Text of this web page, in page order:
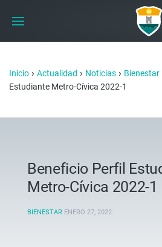
Inicio › Actualidad › Noticias › Bienestar
Estudiante Metro-Cívica 2022-1
Beneficio Perfil
Metro-Cívica 2022-1
BIENESTAR ENERO 27, 2022.